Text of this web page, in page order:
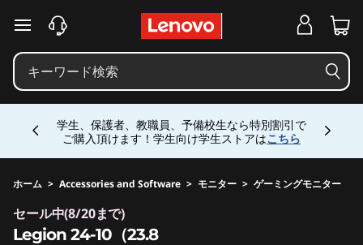
p
a
o
メインコンテンツにスキップする
学生、保護者、教職員、予備校生なら特別割引で
ご購入頂けます！学生向け学生ストアはこちら
ホーム > Accessories and Software > モニター > ゲーミングモニター
セール中(8/20まで)
Legion 24-10（23.8